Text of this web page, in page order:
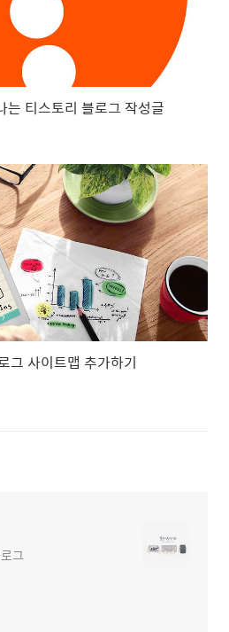
티스토리 블로그 작성글
그 사이트맵 추가하기
그